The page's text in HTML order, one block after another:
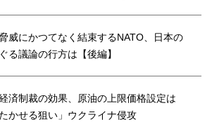
威にかつてなく結束するNATO、日本の
る議論の行方は【後編】
済制裁の効果、原油の上限価格設定は
たかせる狙い」ウクライナ侵攻